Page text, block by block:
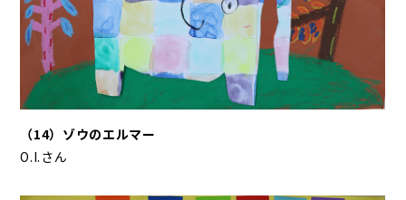
（14）ゾウのエルマー
O.I.さん